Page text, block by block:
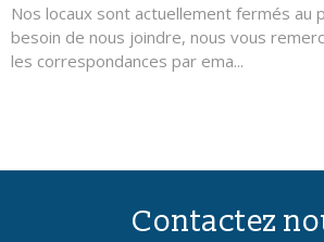
Nos locaux sont actuellement fermés au
besoin de nous joindre, nous vous
les correspondances par ema...
Contactez